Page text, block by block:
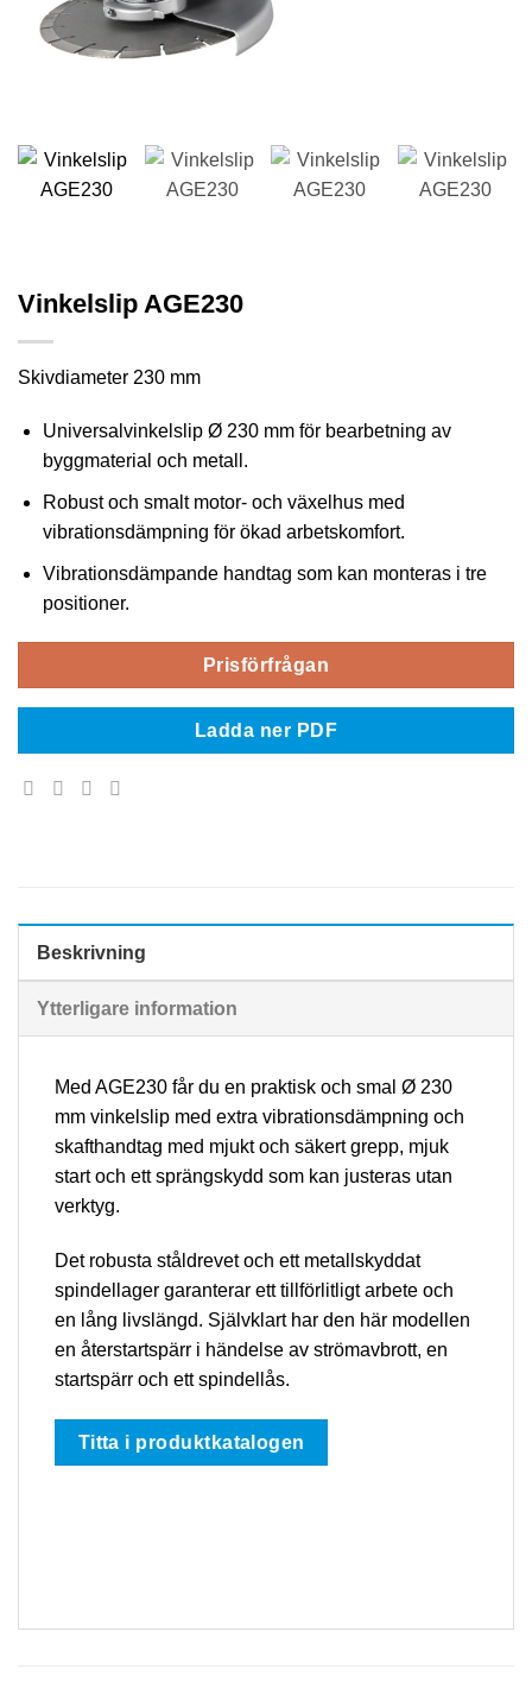
Vinkelslip AGE230
Skivdiameter 230 mm
Universalvinkelslip Ø 230 mm för bearbetning av
byggmaterial och metall.
Robust och smalt motor- och växelhus med
vibrationsdämpning för ökad arbetskomfort.
Vibrationsdämpande handtag som kan monteras i tre
positioner.
Prisförfrågan
Ladda ner PDF
Beskrivning
Ytterligare information
Med AGE230 får du en praktisk och smal Ø 230
mm vinkelslip med extra vibrationsdämpning och
skafthandtag med mjukt och säkert grepp, mjuk
start och ett sprängskydd som kan justeras utan
verktyg.
Det robusta ståldrevet och ett metallskyddat
spindellager garanterar ett tillförlitligt arbete och
en lång livslängd. Självklart har den här modellen
en återstartspärr i händelse av strömavbrott, en
startspärr och ett spindellås.
Titta i produktkatalogen